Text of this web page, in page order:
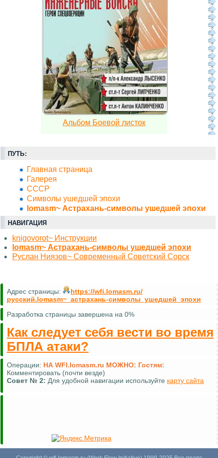
Альбом Боевой листок
ПУТЬ:
Главная страница
Галерея
СССР
Символы ушедшей эпохи
lomasm~ Астрахань-символы ушедшей эпохи
НАВИГАЦИЯ
knigovorot~ Инструкции
lomasm~ Астрахань-символы ушедшей эпохи
Руслан Ниязов~ Современный Советский Сорск
Адрес страницы:
https://wfi.lomasm.ru/
русский.lomasm~_астрахань-символы_ушедшей_эпохи
Разработка страницы завершена на 0%
Как следует себя вести во время
БПЛА атаки?
Операции: НА WFI.lomasm.ru МОЖНО: Гостям:
Комментировать (почти везде)
Совет № 2: Для удобной навигации используйте карту сайта